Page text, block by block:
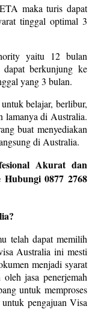
maka turis dapat
tinggal optimal 3
yaitu 12 bulan
berkunjung ke
yang 3 bulan.
belajar, berlibur,
lamanya di Australia.
buat menyediakan
di Australia.
Akurat dan
0877 2768
telah dapat memilih
Australia ini mesti
menjadi syarat
jasa penerjemah
untuk memproses
pengajuan Visa